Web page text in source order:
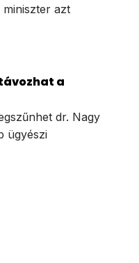
azt
a
dr. Nagy
ügyészi